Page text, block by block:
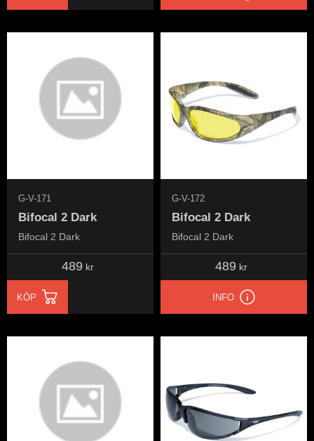
Bifocal 2 Dark
Bifocal 2 Dark
G-V-171
489 kr
KÖP
Bifocal 2 Dark
Bifocal 2 Dark
G-V-172
489 kr
INFO